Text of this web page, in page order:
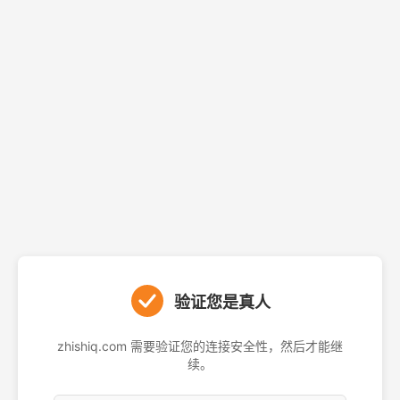
验证您是真人
zhishiq.com 需要验证您的连接安全性，然后才能继
续。